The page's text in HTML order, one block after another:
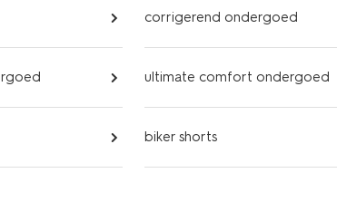
corrigerend ondergoed
ultimate comfort ondergoed
biker shorts